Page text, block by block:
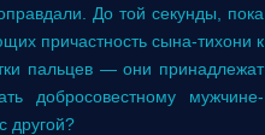
До той секунды, пока
причастность сына-тихони к
пальцев — они принадлежат
добросовестному мужчине-
другой?